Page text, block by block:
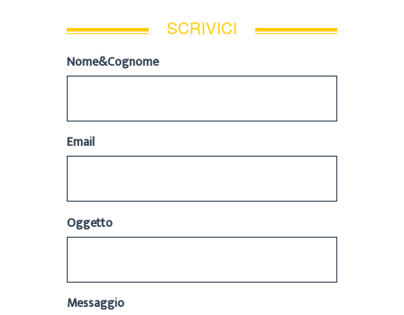
SCRIVICI
Nome&Cognome
Email
Oggetto
Messaggio